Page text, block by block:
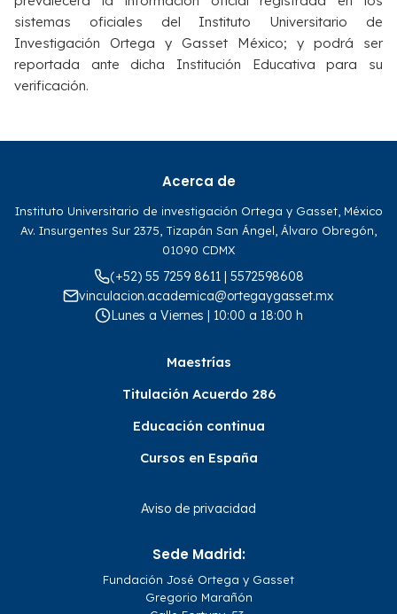
sistemas oficiales del Instituto Universitario de
Investigación Ortega y Gasset México; y podrá ser
reportada ante dicha Institución Educativa para su
verificación.
Acerca de
Instituto Universitario de investigación Ortega y Gasset, México
Av. Insurgentes Sur 2375, Tizapán San Ángel, Álvaro Obregón,
01090 CDMX
(+52) 55 7259 8611 | 5572598608
vinculacion.academica@ortegaygasset.mx
Lunes a Viernes | 10:00 a 18:00 h
Maestrías
Titulación Acuerdo 286
Educación continua
Cursos en España
Aviso de privacidad
Sede Madrid:
Fundación José Ortega y Gasset
Gregorio Marañón